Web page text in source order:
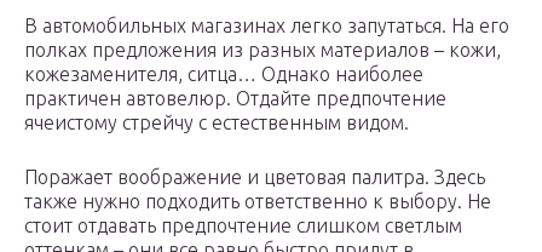
В автомобильных магазинах легко запутаться. На его
полках предложения из разных материалов – кожи,
кожезаменителя, ситца… Однако наиболее
практичен автовелюр. Отдайте предпочтение
ячеистому стрейчу с естественным видом.
Поражает воображение и цветовая палитра. Здесь
также нужно подходить ответственно к выбору. Не
стоит отдавать предпочтение слишком светлым